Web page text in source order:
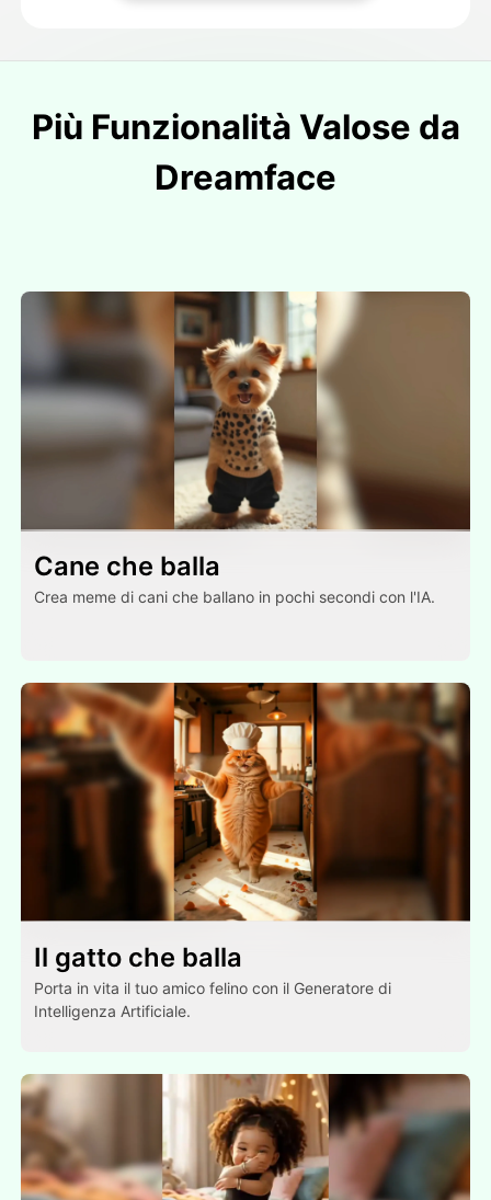
Più Funzionalità Valose da
Dreamface
Cane che balla
Crea meme di cani che ballano in pochi secondi con l'IA.
Il gatto che balla
Porta in vita il tuo amico felino con il Generatore di
Intelligenza Artificiale.